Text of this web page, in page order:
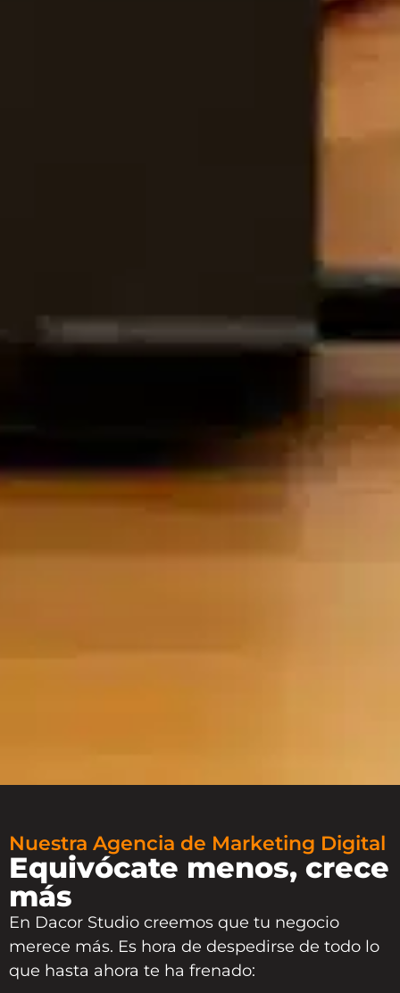
Nuestra Agencia de Marketing Digital
Equivócate menos, crece
más
En Dacor Studio creemos que tu negocio
merece más. Es hora de despedirse de todo lo
que hasta ahora te ha frenado: